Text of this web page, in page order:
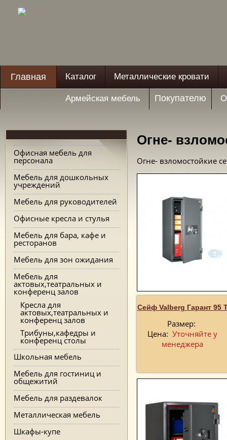
Главная Каталог Металлические кровати
Армейская мебель Покупателю
Офисная мебель для
персонала
Мебель для дошкольных
учреждений
Мебель для руководителей
Офисные кресла и стулья
Мебель для бара, кафе и
ресторанов
Мебель для зон ожидания
Мебель для
актовых,театральных и
конференц залов
Кресла для
актовых,театральных и
конференц залов
Трибуны,кафедры и
конференц столы
Школьная мебель
Мебель для гостиниц и
общежитий
Мебель для раздевалок
Металлическая мебель
Шкафы-купе
Огне-
Огне- взломостойкие
Сейф Valberg Гарант 95
Размер:
Цена: Уточняйте у
менеджера